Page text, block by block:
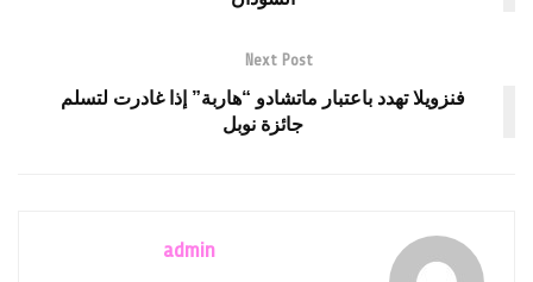
Next Post
فنزويلا تهدد باعتبار ماتشادو “هاربة” إذا غادرت لتسلم
جائزة نوبل
admin